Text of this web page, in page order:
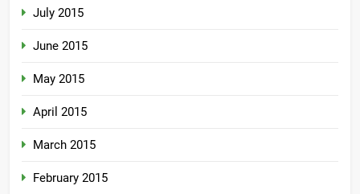
July 2015
June 2015
May 2015
April 2015
March 2015
February 2015